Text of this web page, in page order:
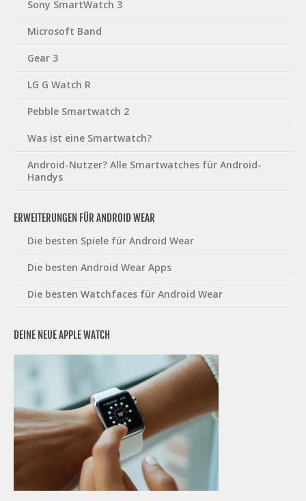
Sony SmartWatch 3
Microsoft Band
Gear 3
LG G Watch R
Pebble Smartwatch 2
Was ist eine Smartwatch?
Android-Nutzer? Alle Smartwatches für Android-
Handys
ERWEITERUNGEN FÜR ANDROID WEAR
Die besten Spiele für Android Wear
Die besten Android Wear Apps
Die besten Watchfaces für Android Wear
DEINE NEUE APPLE WATCH